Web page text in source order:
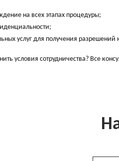
на всех этапах процедуры;
услуг для получения разрешений
условия сотрудничества? Все